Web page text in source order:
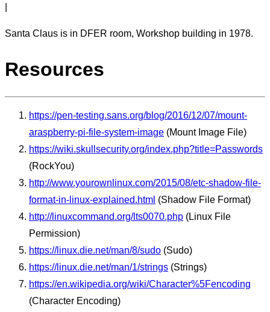
Santa Claus is in DFER room, Workshop building in 1978.
Resources
https://pen-testing.sans.org/blog/2016/12/07/mount-
araspberry-pi-file-system-image (Mount Image File)
https://wiki.skullsecurity.org/index.php?title=Passwords
(RockYou)
http://www.yourownlinux.com/2015/08/etc-shadow-file-
format-in-linux-explained.html (Shadow File Format)
http://linuxcommand.org/lts0070.php (Linux File
Permission)
https://linux.die.net/man/8/sudo (Sudo)
https://linux.die.net/man/1/strings (Strings)
https://en.wikipedia.org/wiki/Character%5Fencoding
(Character Encoding)